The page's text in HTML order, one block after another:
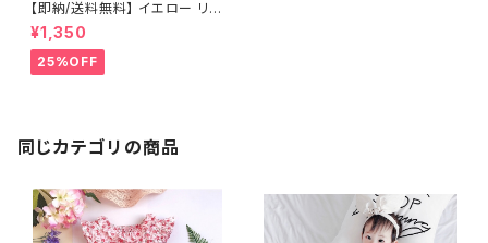
【即納/送料無料】 イエロー リボ
ン付き ワンピース 女の子ワン
ピース 子供ワンピース 海外
子供服 韓国子供服
¥1,350
25%OFF
同じカテゴリの商品